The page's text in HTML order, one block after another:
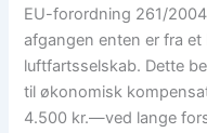
EU-forordning 261/
afgangen enten er fra
luftfartsselskab. Dette
til økonomisk
4.500 kr.—ved lange